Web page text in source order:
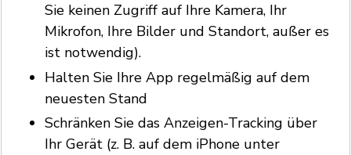
Sie keinen Zugriff auf Ihre Kamera, Ihr
Mikrofon, Ihre Bilder und Standort, außer es
ist notwendig).
Halten Sie Ihre App regelmäßig auf dem
neuesten Stand
Schränken Sie das Anzeigen-Tracking über
Ihr Gerät (z. B. auf dem iPhone unter